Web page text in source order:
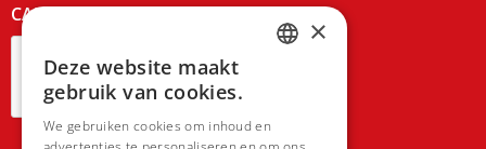
CAPTCHA ×
Deze website maakt
gebruik van cookies.
We gebruiken cookies om inhoud en